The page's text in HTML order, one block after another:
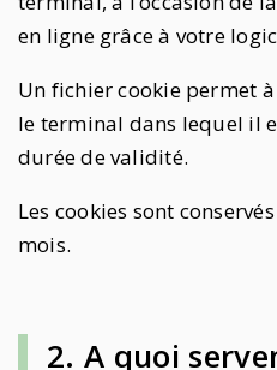
en ligne grâce à votre
Un fichier cookie permet
le terminal dans lequel il
durée de validité.
Les cookies sont
mois.
2. A quoi